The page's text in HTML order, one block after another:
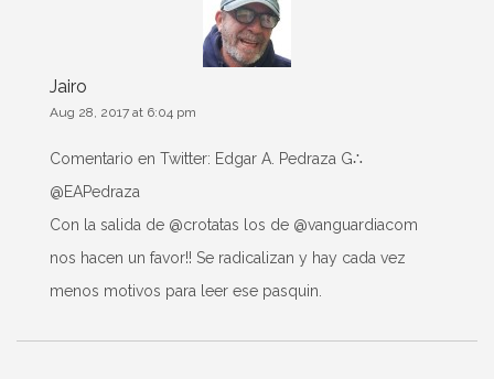
Jairo
Aug 28, 2017 at 6:04 pm
Comentario en Twitter: Edgar A. Pedraza G∴‏
@EAPedraza
Con la salida de @crotatas los de @vanguardiacom
nos hacen un favor!! Se radicalizan y hay cada vez
menos motivos para leer ese pasquin.